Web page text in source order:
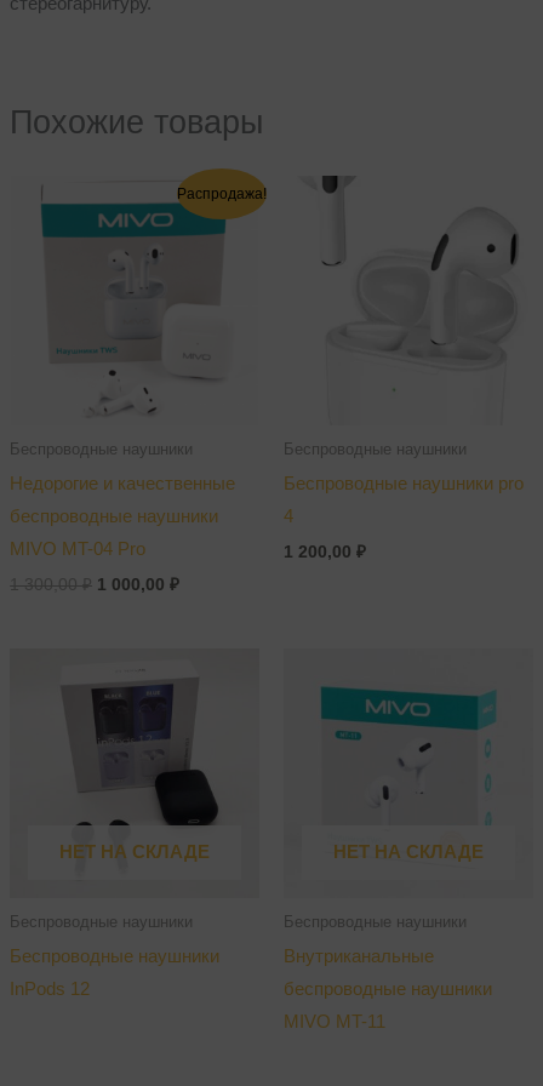
Похожие товары
Распродажа!
Беспроводные наушники
Недорогие и качественные
беспроводные наушники
MIVO MT-04 Pro
1 300,00 ₽
Первоначальная
цена
составляла
300,00 ₽.
1 000,00₽
Текущая
цена:
Беспроводные наушники
Беспроводные наушники pro
4
1 200,00 ₽
НЕТ НА СКЛАДЕ
Беспроводные наушники
Беспроводные наушники
InPods 12
НЕТ НА СКЛАДЕ
Беспроводные наушники
Внутриканальные
беспроводные наушники
MIVO MT-11